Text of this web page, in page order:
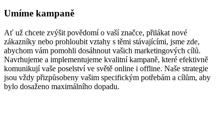
Umíme kampaně
Ať už chcete zvýšit povědomí o vaší značce, přilákat nové
zákazníky nebo prohloubit vztahy s těmi stávajícími, jsme zde,
abychom vám pomohli dosáhnout vašich marketingových cílů.
Navrhujeme a implementujeme kvalitní kampaně, které efektivně
komunikují vaše poselství ve světě online i offline. Naše strategie
jsou vždy přizpůsobeny vašim specifickým potřebám a cílům, aby
bylo dosaženo maximálního dopadu.